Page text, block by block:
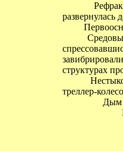
развернулась
структурах
треллер-
Дым